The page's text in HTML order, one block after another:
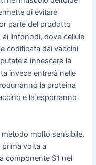
di evitare
parte del prodotto
linfonodi, dove cellule
codificata dai vaccini
a innescare la
invece entrerà nelle
la proteina
e la esporranno
molto sensibile,
volta a
componente S1 nel